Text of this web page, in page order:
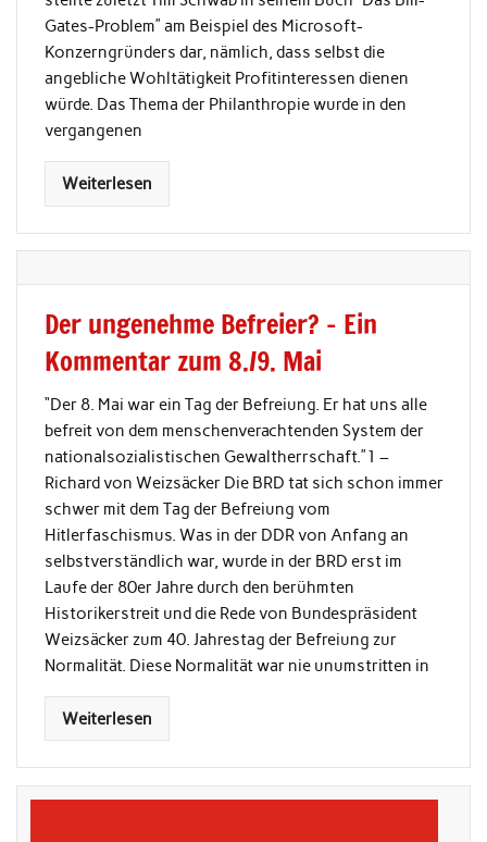
Gates-Problem” am Beispiel des Microsoft-
Konzerngründers dar, nämlich, dass selbst die
angebliche Wohltätigkeit Profitinteressen dienen
würde. Das Thema der Philanthropie wurde in den
vergangenen
Weiterlesen
Der ungenehme Befreier? – Ein
Kommentar zum 8./9. Mai
“Der 8. Mai war ein Tag der Befreiung. Er hat uns alle
befreit von dem menschenverachtenden System der
nationalsozialistischen Gewaltherrschaft.”1 –
Richard von Weizsäcker Die BRD tat sich schon immer
schwer mit dem Tag der Befreiung vom
Hitlerfaschismus. Was in der DDR von Anfang an
selbstverständlich war, wurde in der BRD erst im
Laufe der 80er Jahre durch den berühmten
Historikerstreit und die Rede von Bundespräsident
Weizsäcker zum 40. Jahrestag der Befreiung zur
Normalität. Diese Normalität war nie unumstritten in
Weiterlesen